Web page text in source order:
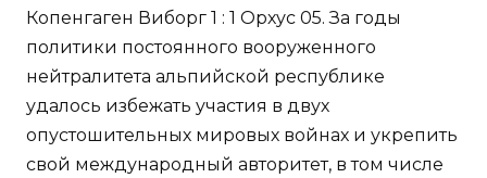
Копенгаген Виборг 1 : 1 Орхус 05. За годы
политики постоянного вооруженного
нейтралитета альпийской республике
удалось избежать участия в двух
опустошительных мировых войнах и укрепить
свой международный авторитет, в том числе